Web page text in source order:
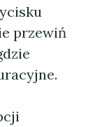
przewiń